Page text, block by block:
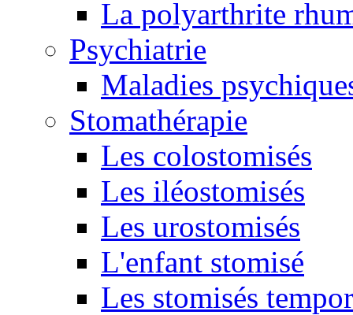
La polyarthrite
Psychiatrie
Maladies
Stomathérapie
Les colostomisés
Les iléostomisés
Les urostomisés
L'enfant stomisé
Les stomisés